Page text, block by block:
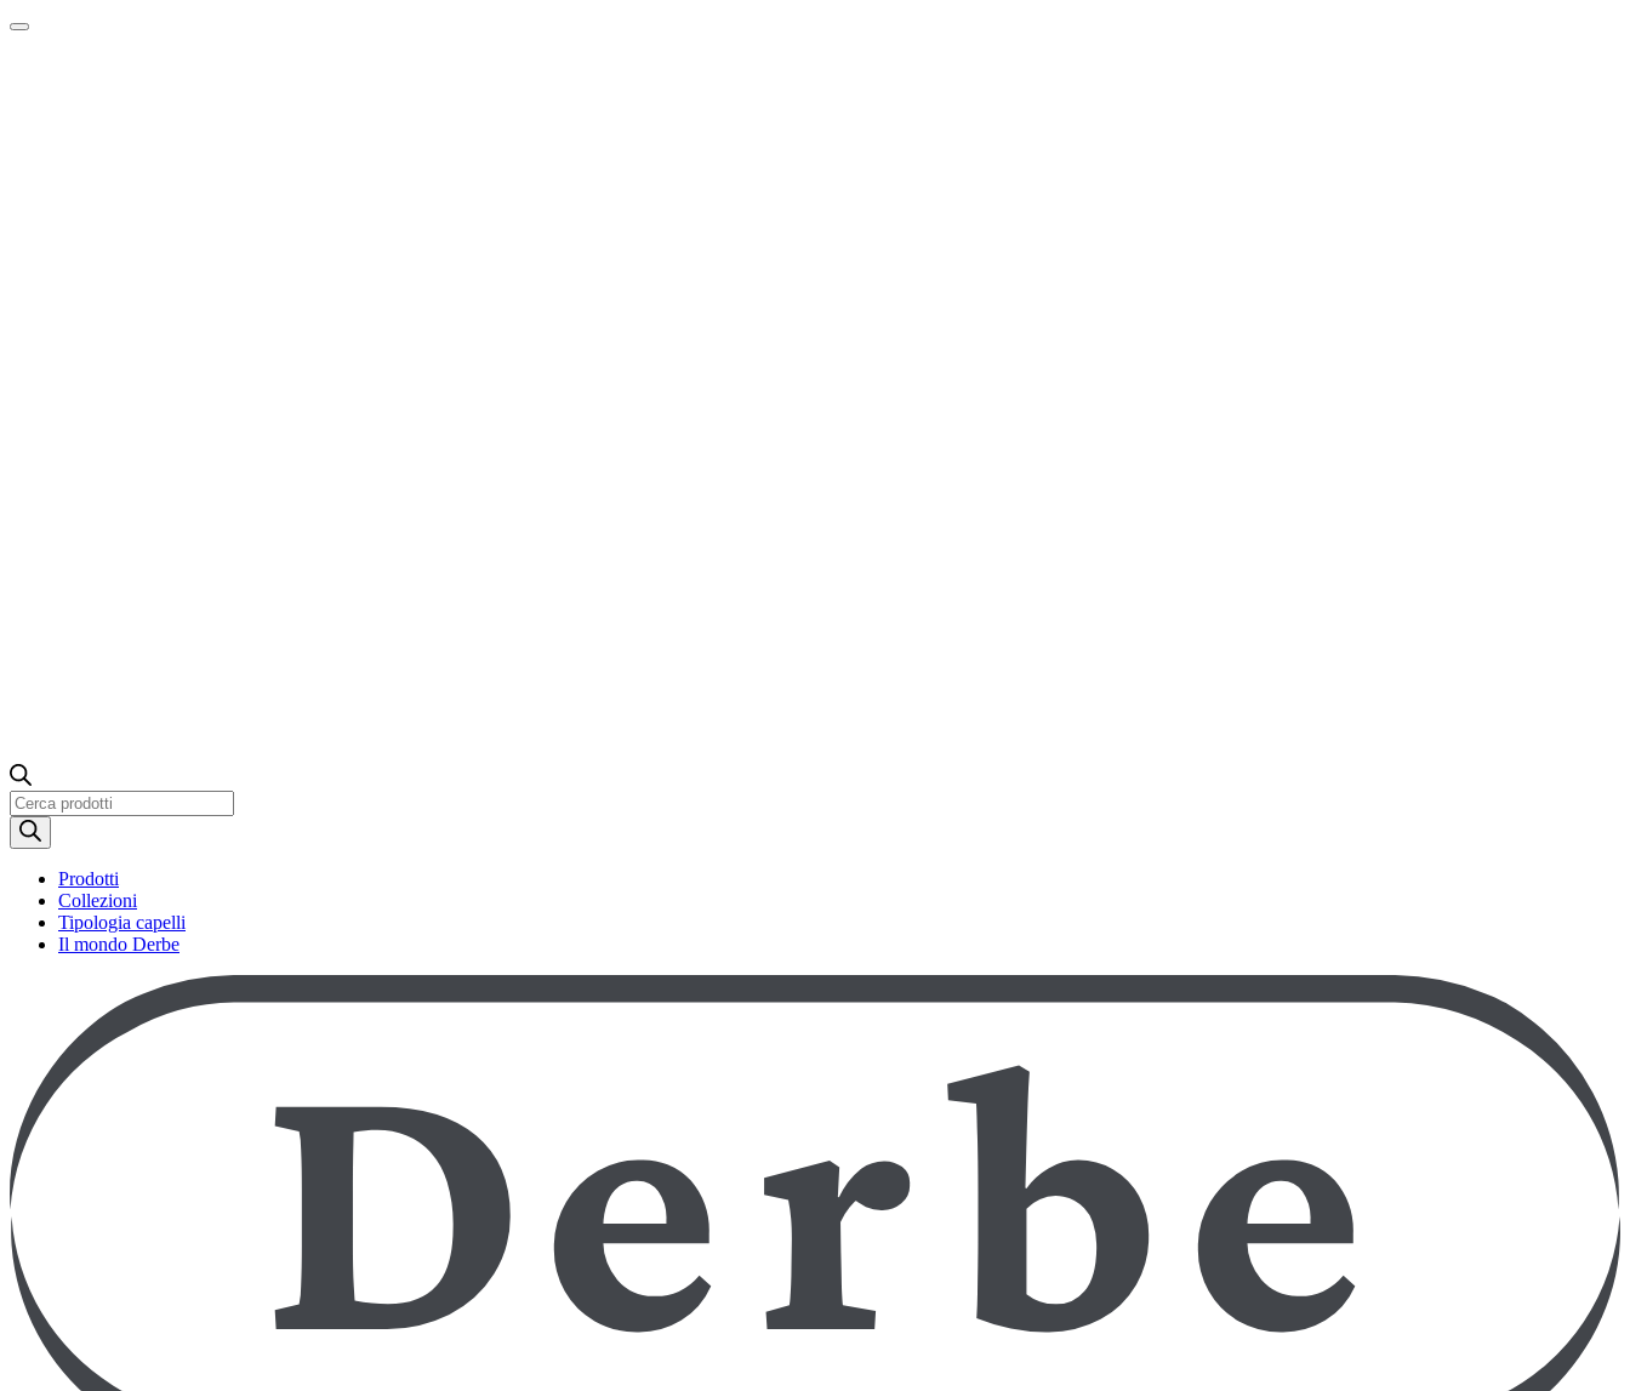
Ricerca
prodotti
Prodotti
Collezioni
Tipologia capelli
Il mondo Derbe